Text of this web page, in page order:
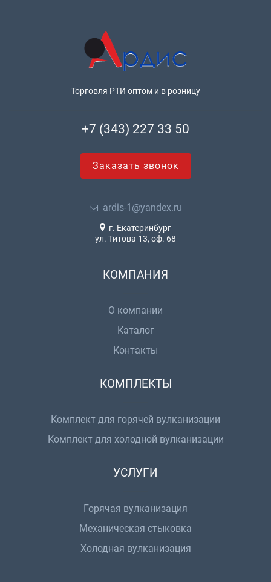
Торговля РТИ оптом и в розницу
+7 (343) 227 33 50
Заказать звонок
ardis-1@yandex.ru
г. Екатеринбург
ул. Титова 13, оф. 68
КОМПАНИЯ
О компании
Каталог
Контакты
КОМПЛЕКТЫ
Комплект для горячей вулканизации
Комплект для холодной вулканизации
УСЛУГИ
Горячая вулканизация
Механическая стыковка
Холодная вулканизация